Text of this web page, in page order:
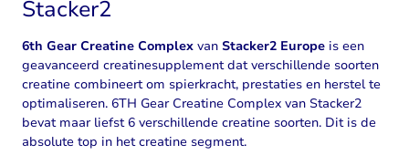
Stacker2
6th Gear Creatine Complex van Stacker2 Europe is een
geavanceerd creatinesupplement dat verschillende soorten
creatine combineert om spierkracht, prestaties en herstel te
optimaliseren. 6TH Gear Creatine Complex van Stacker2
bevat maar liefst 6 verschillende creatine soorten. Dit is de
absolute top in het creatine segment.